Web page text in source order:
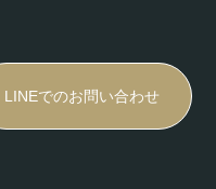
LINEでのお問い合わせ